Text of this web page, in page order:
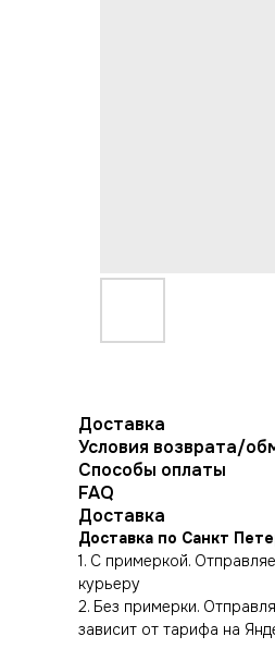
Доставка
Условия возврата/
Способы оплаты
FAQ
Доставка
Доставка по Санкт
1. С примеркой.
курьеру
2. Без примерки.
зависит от тарифа на